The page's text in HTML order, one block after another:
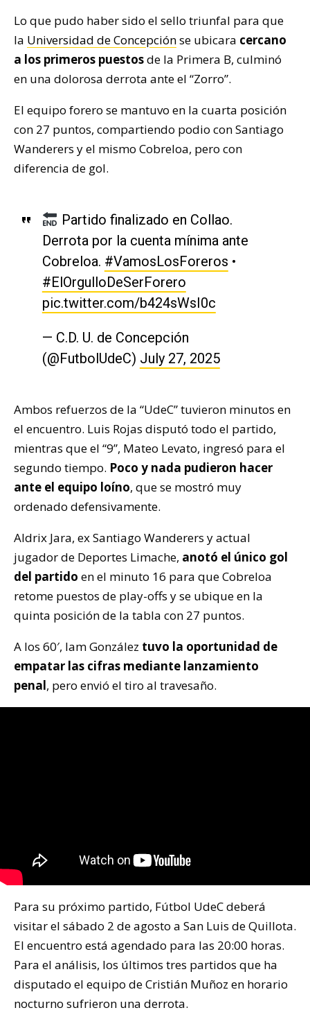
Lo que pudo haber sido el sello triunfal para que
la Universidad de Concepciónse ubicara cercano
a los primeros puestosde la Primera B, culminó
en una dolorosa derrota ante el “Zorro”.
El equipo forero se mantuvo en la cuarta posición
con 27 puntos, compartiendo podio con Santiago
Wanderers y el mismo Cobreloa, pero con
diferencia de gol.
Partido finalizado en Collao.
Derrota por la cuenta mínima ante
Cobreloa. #VamosLosForeros •
#ElOrgulloDeSerForero
pic.twitter.com/b424sWsI0c
— C.D. U. de Concepción
(@FutbolUdeC) July 27, 2025
Ambos refuerzos de la “UdeC” tuvieron minutos en
el encuentro. Luis Rojas disputó todo el partido,
mientras que el “9”, Mateo Levato, ingresó para el
segundo tiempo. Poco y nada pudieron hacer
ante el equipo loíno, que se mostró muy
ordenado defensivamente.
Aldrix Jara, ex Santiago Wanderers y actual
jugador de Deportes Limache, anotó el único gol
del partido en el minuto 16 para que Cobreloa
retome puestos de play-offs y se ubique en la
quinta posición de la tabla con 27 puntos.
A los 60′, Iam González tuvo la oportunidad de
empatar las cifras mediante lanzamiento
penal, pero envió el tiro al travesaño.
Para su próximo partido, Fútbol UdeC deberá
visitar el sábado 2 de agosto a San Luis de Quillota.
El encuentro está agendado para las 20:00 horas.
Para el análisis, los últimos tres partidos que ha
disputado el equipo de Cristián Muñoz en horario
nocturno sufrieron una derrota.